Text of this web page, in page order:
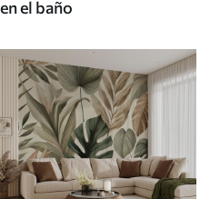
en el baño